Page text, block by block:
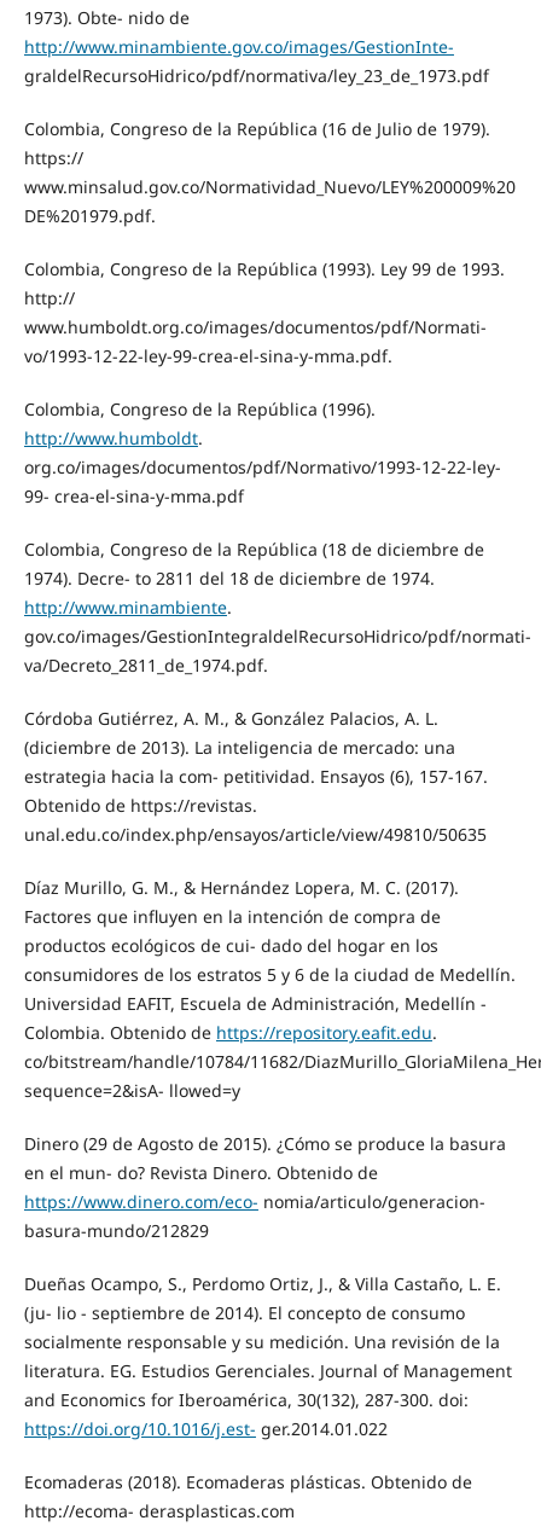
1973). Obte- nido de
http://www.minambiente.gov.co/images/GestionInte-
graldelRecursoHidrico/pdf/normativa/ley_23_de_1973.pdf
Colombia, Congreso de la República (16 de Julio de 1979).
https://
www.minsalud.gov.co/Normatividad_Nuevo/LEY%200009%20
DE%201979.pdf.
Colombia, Congreso de la República (1993). Ley 99 de 1993.
http://
www.humboldt.org.co/images/documentos/pdf/Normati-
vo/1993-12-22-ley-99-crea-el-sina-y-mma.pdf.
Colombia, Congreso de la República (1996).
http://www.humboldt.
org.co/images/documentos/pdf/Normativo/1993-12-22-ley-
99- crea-el-sina-y-mma.pdf
Colombia, Congreso de la República (18 de diciembre de
1974). Decre- to 2811 del 18 de diciembre de 1974.
http://www.minambiente.
gov.co/images/GestionIntegraldelRecursoHidrico/pdf/normati-
va/Decreto_2811_de_1974.pdf.
Córdoba Gutiérrez, A. M., & González Palacios, A. L.
(diciembre de 2013). La inteligencia de mercado: una
estrategia hacia la com- petitividad. Ensayos (6), 157-167.
Obtenido de https://revistas.
unal.edu.co/index.php/ensayos/article/view/49810/50635
Díaz Murillo, G. M., & Hernández Lopera, M. C. (2017).
Factores que influyen en la intención de compra de
productos ecológicos de cui- dado del hogar en los
consumidores de los estratos 5 y 6 de la ciudad de Medellín.
Universidad EAFIT, Escuela de Administración, Medellín -
Colombia. Obtenido de https://repository.eafit.edu.
co/bitstream/handle/10784/11682/
sequence=2&isA- llowed=y
Dinero (29 de Agosto de 2015). ¿Cómo se produce la basura
en el mun- do? Revista Dinero. Obtenido de
https://www.dinero.com/eco- nomia/articulo/generacion-
basura-mundo/212829
Dueñas Ocampo, S., Perdomo Ortiz, J., & Villa Castaño, L. E.
(ju- lio - septiembre de 2014). El concepto de consumo
socialmente responsable y su medición. Una revisión de la
literatura. EG. Estudios Gerenciales. Journal of Management
and Economics for Iberoamérica, 30(132), 287-300. doi:
https://doi.org/10.1016/j.est- ger.2014.01.022
Ecomaderas (2018). Ecomaderas plásticas. Obtenido de
http://ecoma- derasplasticas.com